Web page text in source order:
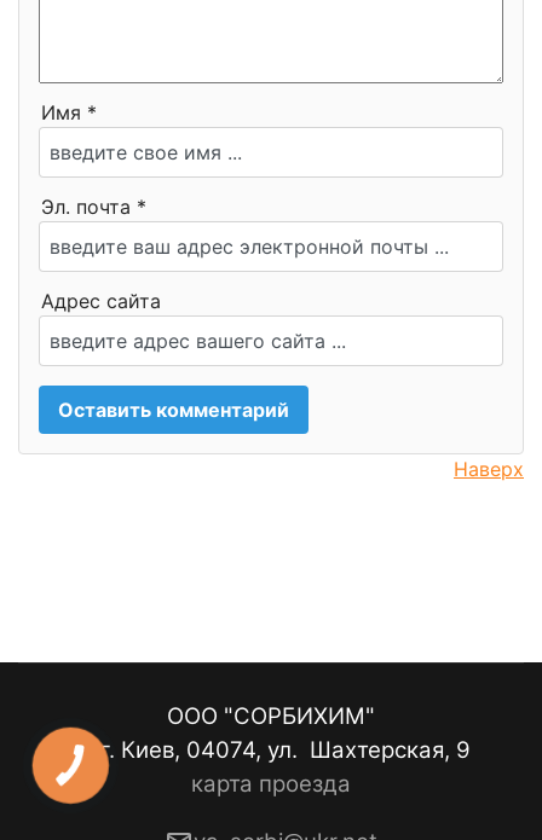
Имя *
Эл. почта *
Адрес сайта
Наверх
ООО "СОРБИХИМ"
г. Киев, 04074, ул. Шахтерская, 9
карта проезда
КНОПКА
ЗВ'ЯЗКУ